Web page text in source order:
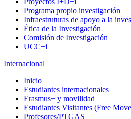
Proyectos I+D+i
Programa propio investigación
Infraestruturas de apoyo a la
Ética de la Investigación
Comisión de Investigación
UCC+i
Internacional
Inicio
Estudiantes internacionales
Erasmus+ y movilidad
Estudiantes Visitantes (Free
Profesores/PTGAS